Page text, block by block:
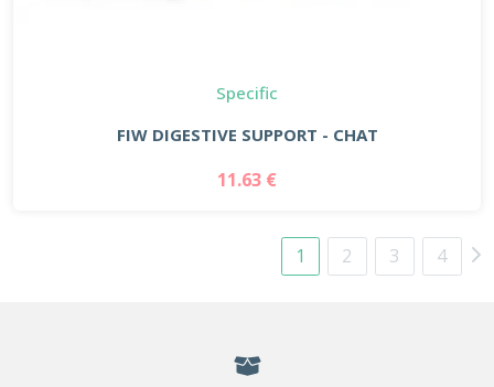
Specific
FIW DIGESTIVE SUPPORT - CHAT
11.63 €
1 2 3 4